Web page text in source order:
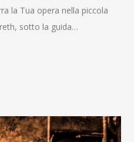
la Tua opera nella piccola
sotto la guida…